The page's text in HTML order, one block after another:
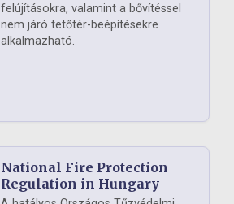
felújításokra, valamint a bővítéssel
nem járó tetőtér-beépítésekre
alkalmazható.
National Fire Protection
Regulation in Hungary